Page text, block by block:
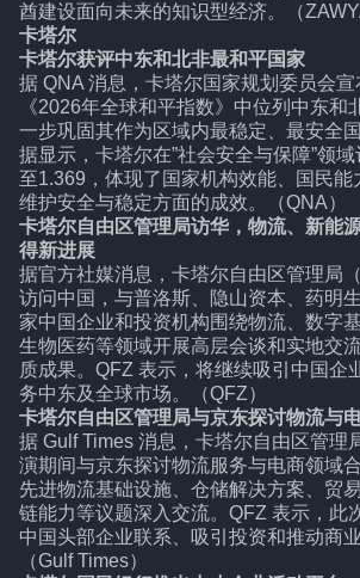
酋建设面向未来的知识型经济。（
卡塔尔
卡塔尔获评中东和北非最和平国家
据 QNA 消息，卡塔尔国家规划委员会
《2026年全球和平指数》中位列中东和
一步巩固其作为区域内最稳定、最安全
据显示，卡塔尔在”社会安全与保障”领
至1.369，体现了国家机构效能、国民能
维护安全与稳定方面的成效。（QNA）
卡塔尔自由区管理局访华，物流、新能
得新进展
据官方社媒消息，卡塔尔自由区管理局
访问中国，与普洛斯、隐山资本、药明
家中国企业和投资机构围绕物流、数字
生物医药等领域开展高层会谈和实地交
质成果。QFZ 表示，将继续吸引中国企
务中东及全球市场。（QFZ）
卡塔尔自由区管理局与京东探讨物流与
据 Gulf Times 消息，卡塔尔自由区管理
演期间与京东探讨物流服务与电商领域
先进物流基础设施、仓储解决方案、贸
链能力等议题深入交流。QFZ 表示，此
中国头部企业联系、吸引投资和推动商
（Gulf Times）